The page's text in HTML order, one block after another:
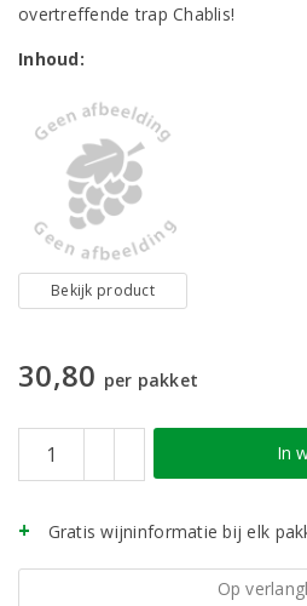
overtreffende trap Chablis!
Inhoud:
Bekijk product
30,80 per pakket
In
Gratis wijninformatie bij elk
Op